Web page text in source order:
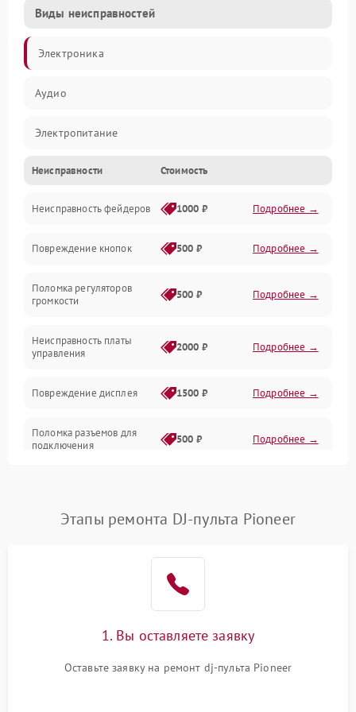
Виды неисправностей
Электроника
Аудио
Электропитание
Управление
Интерфейсы
Механические повреждения
Механика
Неисправности Стоимость
Неисправность фейдеров 1000 ₽ Подробнее →
Повреждение кнопок 500 ₽ Подробнее →
Поломка регуляторов
громкости
500 ₽ Подробнее →
Неисправность платы
управления
2000 ₽ Подробнее →
Повреждение дисплея 1500 ₽ Подробнее →
Поломка разъемов для
подключения
500 ₽ Подробнее →
1000 ₽
Поломка системы
автоматического
1000 ₽ Подробнее →
Этапы ремонта DJ-пульта Pioneer
1. Вы оставляете заявку
Оставьте заявку на ремонт dj-пульта Pioneer